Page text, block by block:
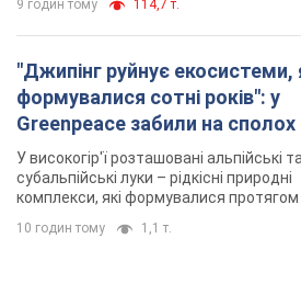
10 годин тому 1,1 т.